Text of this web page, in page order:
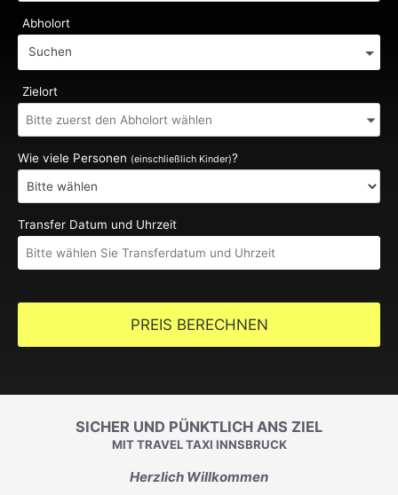
Abholort
Suchen
Zielort
Wie viele Personen (einschließlich Kinder)?
Transfer Datum und Uhrzeit
PREIS BERECHNEN
SICHER UND PÜNKTLICH ANS ZIEL
MIT TRAVEL TAXI INNSBRUCK
Herzlich Willkommen